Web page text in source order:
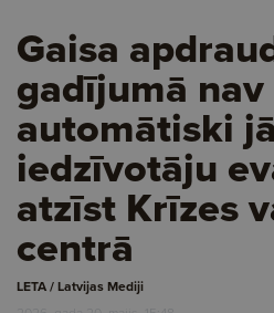
Gaisa
gadījumā nav
automātiski
iedzīvotāju
atzīst Krīzes
centrā
LETA / Latvijas Mediji